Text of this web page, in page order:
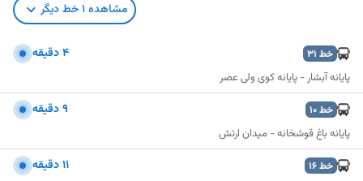
مشاهده1خط دیگر
خط 31 ۴ دقیقه
پایانه آبشار - پایانه کوی ولی عصر
خط10 ۹ دقیقه
پایانه باغ قوشخانه - میدان ارتش
خط16 ۱۱ دقیقه